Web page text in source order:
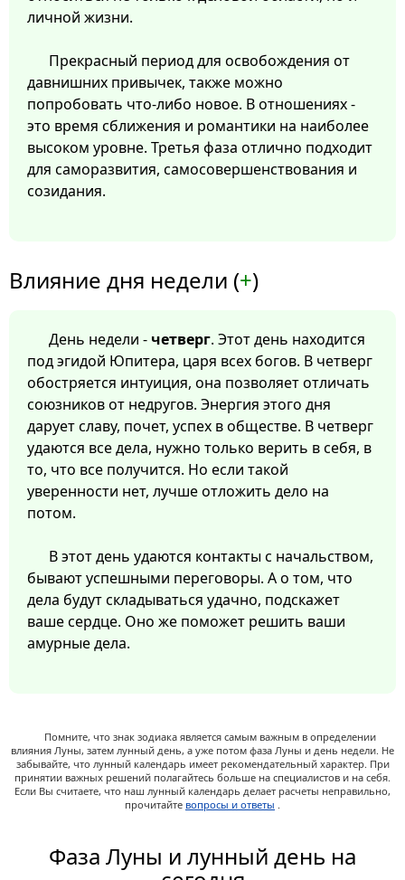
личной жизни.
Прекрасный период для освобождения от
давнишних привычек, также можно
попробовать что-либо новое. В отношениях -
это время сближения и романтики на наиболее
высоком уровне. Третья фаза отлично подходит
для саморазвития, самосовершенствования и
созидания.
Влияние дня недели (+)
День недели - четверг. Этот день находится
под эгидой Юпитера, царя всех богов. В четверг
обостряется интуиция, она позволяет отличать
союзников от недругов. Энергия этого дня
дарует славу, почет, успех в обществе. В четверг
удаются все дела, нужно только верить в себя, в
то, что все получится. Но если такой
уверенности нет, лучше отложить дело на
потом.
В этот день удаются контакты с начальством,
бывают успешными переговоры. А о том, что
дела будут складываться удачно, подскажет
ваше сердце. Оно же поможет решить ваши
амурные дела.
Помните, что знак зодиака является самым важным в определении
влияния Луны, затем лунный день, а уже потом фаза Луны и день недели. Не
забывайте, что лунный календарь имеет рекомендательный характер. При
принятии важных решений полагайтесь больше на специалистов и на себя.
Если Вы считаете, что наш лунный календарь делает расчеты неправильно,
прочитайте вопросы и ответы .
Фаза Луны и лунный день на